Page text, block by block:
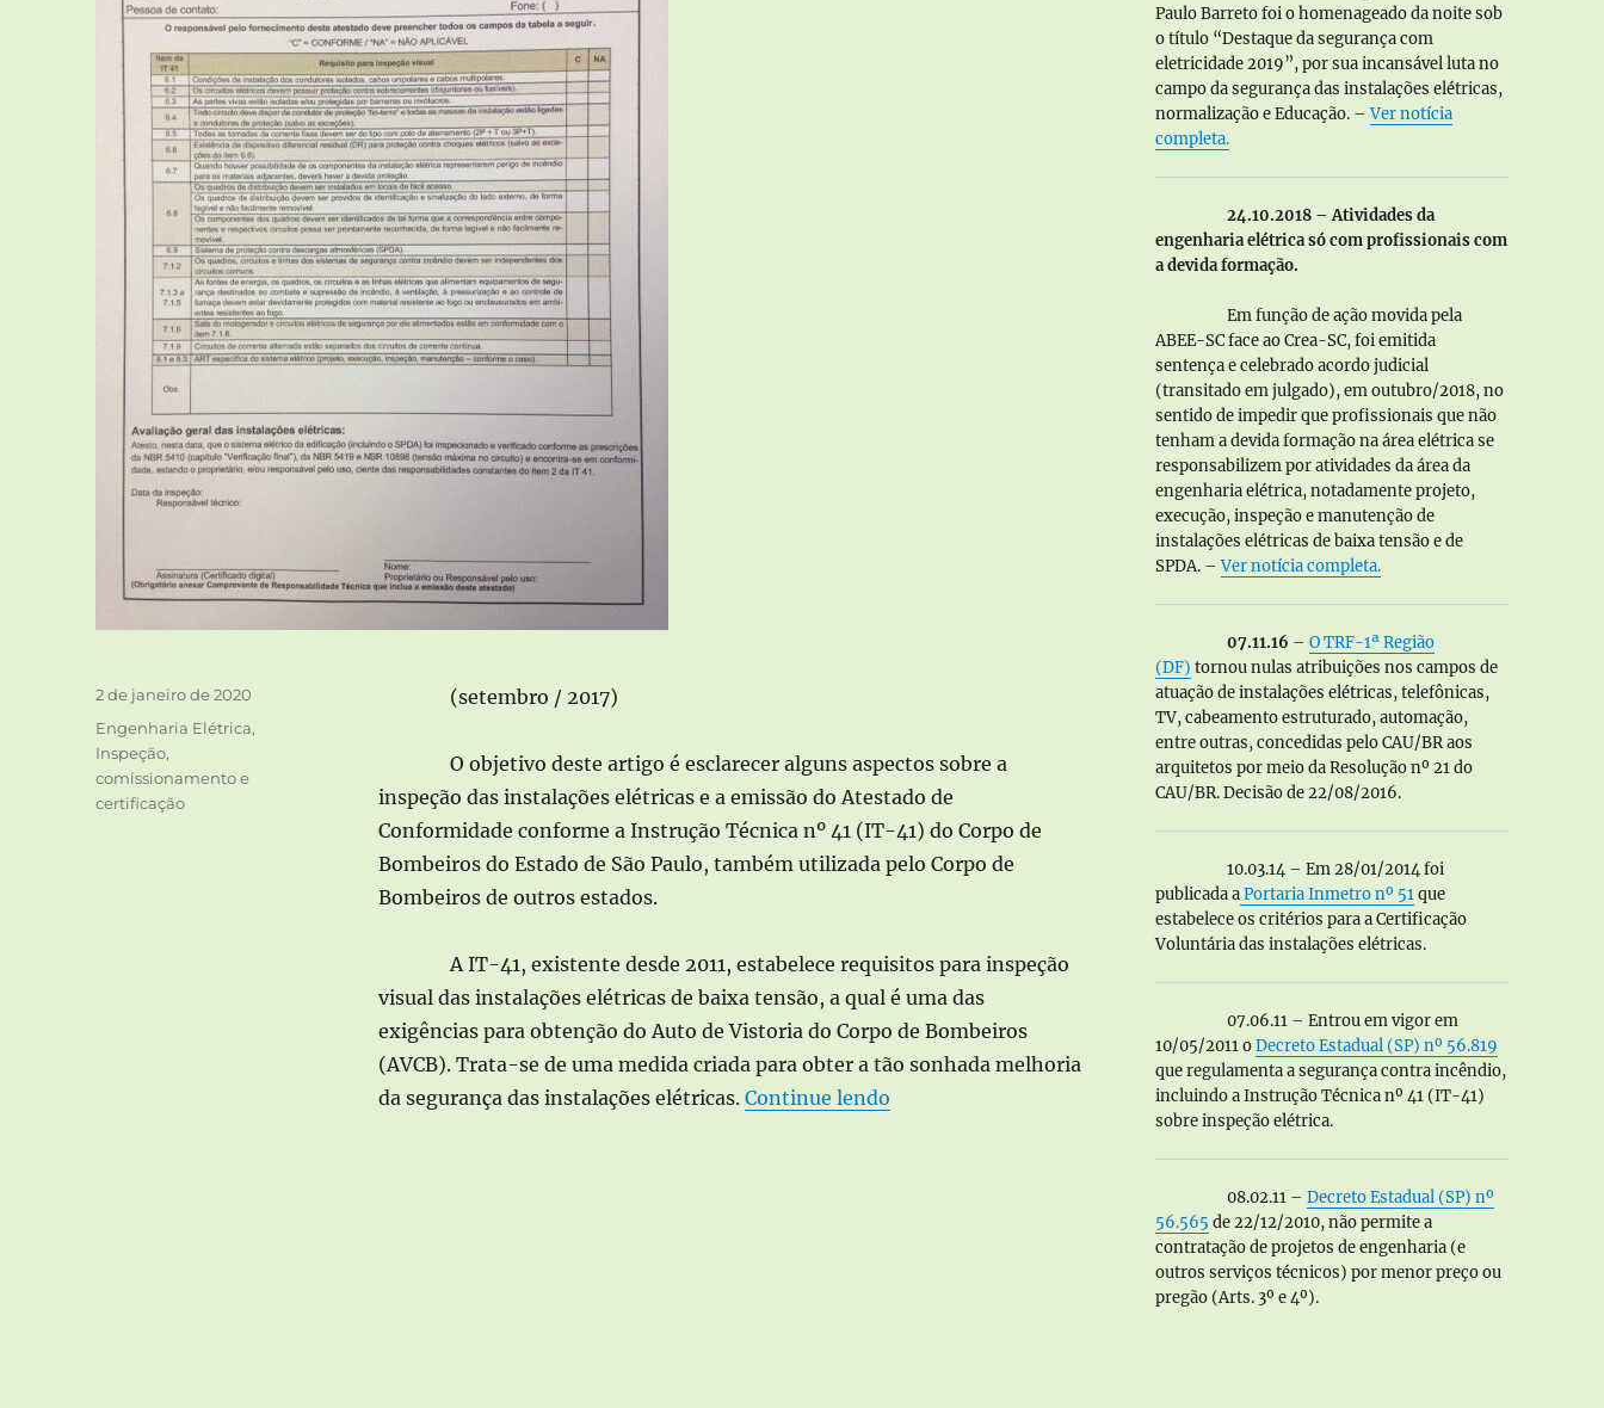
(setembro / 2017)
O objetivo deste artigo é esclarecer alguns aspectos sobre a
inspeção das instalações elétricas e a emissão do Atestado de
Conformidade conforme a Instrução Técnica nº 41 (IT-41) do Corpo de
Bombeiros do Estado de São Paulo, também utilizada pelo Corpo de
Bombeiros de outros estados.
A IT-41, existente desde 2011, estabelece requisitos para inspeção
visual das instalações elétricas de baixa tensão, a qual é uma das
exigências para obtenção do Auto de Vistoria do Corpo de Bombeiros
(AVCB). Trata-se de uma medida criada para obter a tão sonhada melhoria
da segurança das instalações elétricas. Continue lendo “O atestado da IT-41”
Publicado
2 de janeiro de 2020
Categorias
Engenharia Elétrica,
Inspeção,
comissionamento e
certificação
Paulo Barreto foi o homenageado da noite sob
o título “Destaque da segurança com
eletricidade 2019”, por sua incansável luta no
campo da segurança das instalações elétricas,
normalização e Educação. –Ver notícia
completa.
24.10.2018 – Atividades da
engenharia elétrica só com profissionais com
a devida formação.
Em função de ação movida pela
ABEE-SC face ao Crea-SC, foi emitida
sentença e celebrado acordo judicial
(transitado em julgado), em outubro/2018, no
sentido de impedir que profissionais que não
tenham a devida formação na área elétrica se
responsabilizem por atividades da área da
engenharia elétrica, notadamente projeto,
execução, inspeção e manutenção de
instalações elétricas de baixa tensão e de
SPDA. –Ver notícia completa.
07.11.16 – O TRF-1ª Região
(DF) tornou nulas atribuições nos campos de
atuação de instalações elétricas, telefônicas,
TV, cabeamento estruturado, automação,
entre outras, concedidas pelo CAU/BR aos
arquitetos por meio da Resolução nº 21 do
CAU/BR. Decisão de 22/08/2016.
10.03.14 – Em 28/01/2014 foi
publicada aPortaria Inmetro nº 51que
estabelece os critérios para a Certificação
Voluntária das instalações elétricas.
07.06.11 – Entrou em vigor em
10/05/2011 oDecreto Estadual (SP) nº 56.819
que regulamenta a segurança contra incêndio,
incluindo a Instrução Técnica nº 41 (IT-41)
sobre inspeção elétrica.
08.02.11 – Decreto Estadual (SP) nº
56.565 de 22/12/2010, não permite a
contratação de projetos de engenharia (e
outros serviços técnicos) por menor preço ou
pregão (Arts. 3º e 4º).